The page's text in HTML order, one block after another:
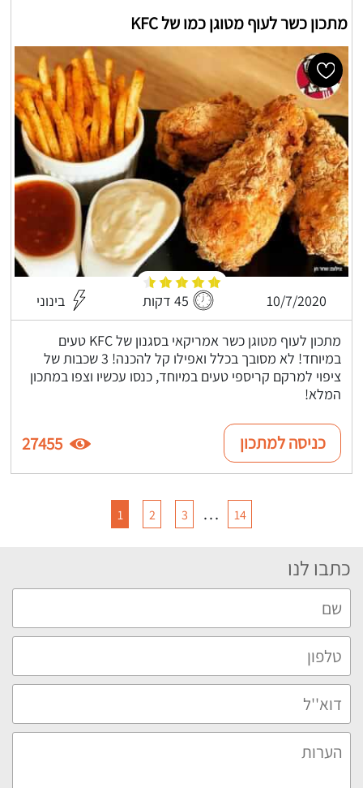
מתכון כשר לעוף מטוגן כמו של KFC
10/7/2020 45 דקות בינוני
מתכון לעוף מטוגן כשר אמריקאי בסגנון של KFC טעים
במיוחד! לא מסובך בכלל ואפילו קל להכנה! 3 שכבות של
ציפוי למרקם קריספי טעים במיוחד, כנסו עכשיו וצפו במתכון
המלא!
כניסה למתכון 27455
1 2 3 … 14
כתבו לנו